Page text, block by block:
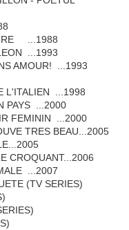
...1988
...1993
AMOUR! ...1993
L'ITALIEN ...1998
PAYS ...2000
FEMININ ...2000
TRES BEAU...2005
CROQUANT...2006
...2007
(TV SERIES)